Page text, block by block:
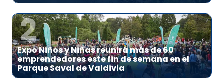
2
Expo Niños y Niñas reunirá más de 60
emprendedores este fin de semana en el
Parque Saval de Valdivia